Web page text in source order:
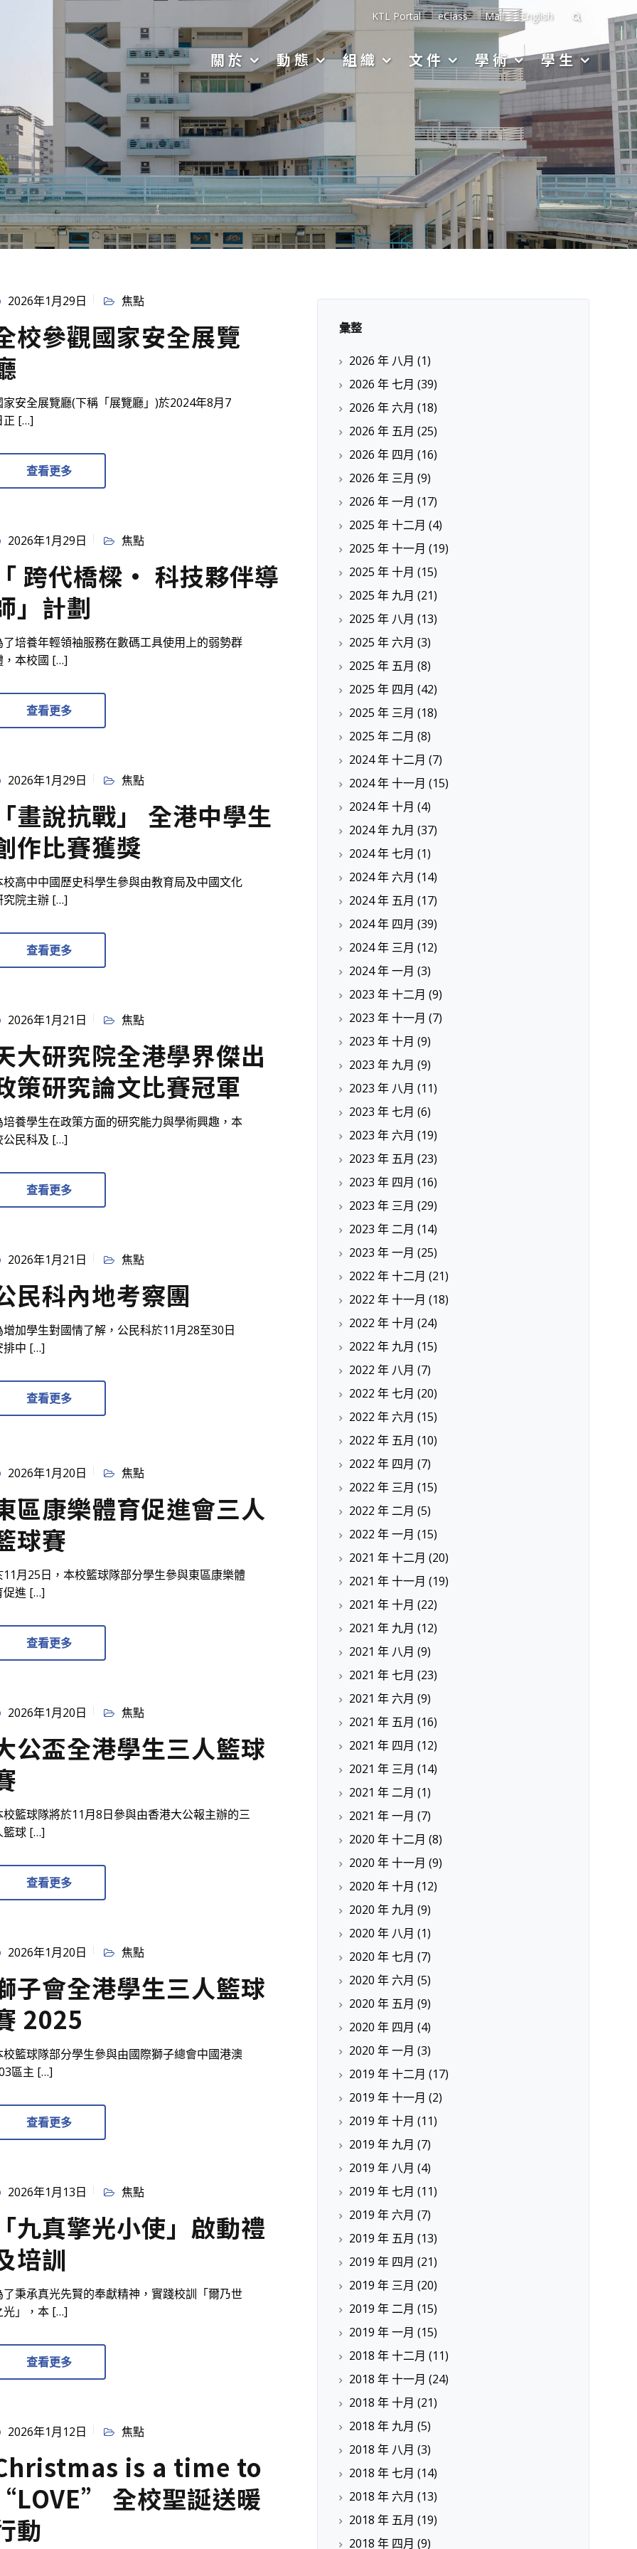
KTL Portal eClass Mail English
搜
尋
關
於：
關於 動態 組織 文件 學術 學生
2026年1月29日 焦點
校參觀國家安全展覽
家安全展覽廳(下稱「展覽廳」)於2024年8月7
正 […]
查看更多
2026年1月29日 焦點
跨代橋樑· 科技夥伴導
」計劃
了培養年輕領袖服務在數碼工具使用上的弱勢群
，本校國 […]
查看更多
2026年1月29日 焦點
畫說抗戰」 全港中學生
作比賽獲獎
校高中中國歷史科學生參與由教育局及中國文化
究院主辦 […]
查看更多
2026年1月21日 焦點
大研究院全港學界傑出
策研究論文比賽冠軍
培養學生在政策方面的研究能力與學術興趣，本
公民科及 […]
查看更多
2026年1月21日 焦點
民科內地考察團
增加學生對國情了解，公民科於11月28至30日
排中 […]
查看更多
2026年1月20日 焦點
區康樂體育促進會三人
球賽
11月25日，本校籃球隊部分學生參與東區康樂體
促進 […]
查看更多
2026年1月20日 焦點
公盃全港學生三人籃球
校籃球隊將於11月8日參與由香港大公報主辦的三
籃球 […]
查看更多
2026年1月20日 焦點
子會全港學生三人籃球
2025
校籃球隊部分學生參與由國際獅⼦總會中國港澳
區主 […]
查看更多
2026年1月13日 焦點
九真擎光小使」啟動禮
培訓
了秉承真光先賢的奉獻精神，實踐校訓「爾乃世
光」，本 […]
查看更多
2026年1月12日 焦點
is a time to
全校聖誕送暖
動
彙整
2026 年 八月 (1)
2026 年 七月 (39)
2026 年 六月 (18)
2026 年 五月 (25)
2026 年 四月 (16)
2026 年 三月 (9)
2026 年 一月 (17)
2025 年 十二月 (4)
2025 年 十一月 (19)
2025 年 十月 (15)
2025 年 九月 (21)
2025 年 八月 (13)
2025 年 六月 (3)
2025 年 五月 (8)
2025 年 四月 (42)
2025 年 三月 (18)
2025 年 二月 (8)
2024 年 十二月 (7)
2024 年 十一月 (15)
2024 年 十月 (4)
2024 年 九月 (37)
2024 年 七月 (1)
2024 年 六月 (14)
2024 年 五月 (17)
2024 年 四月 (39)
2024 年 三月 (12)
2024 年 一月 (3)
2023 年 十二月 (9)
2023 年 十一月 (7)
2023 年 十月 (9)
2023 年 九月 (9)
2023 年 八月 (11)
2023 年 七月 (6)
2023 年 六月 (19)
2023 年 五月 (23)
2023 年 四月 (16)
2023 年 三月 (29)
2023 年 二月 (14)
2023 年 一月 (25)
2022 年 十二月 (21)
2022 年 十一月 (18)
2022 年 十月 (24)
2022 年 九月 (15)
2022 年 八月 (7)
2022 年 七月 (20)
2022 年 六月 (15)
2022 年 五月 (10)
2022 年 四月 (7)
2022 年 三月 (15)
2022 年 二月 (5)
2022 年 一月 (15)
2021 年 十二月 (20)
2021 年 十一月 (19)
2021 年 十月 (22)
2021 年 九月 (12)
2021 年 八月 (9)
2021 年 七月 (23)
2021 年 六月 (9)
2021 年 五月 (16)
2021 年 四月 (12)
2021 年 三月 (14)
2021 年 二月 (1)
2021 年 一月 (7)
2020 年 十二月 (8)
2020 年 十一月 (9)
2020 年 十月 (12)
2020 年 九月 (9)
2020 年 八月 (1)
2020 年 七月 (7)
2020 年 六月 (5)
2020 年 五月 (9)
2020 年 四月 (4)
2020 年 一月 (3)
2019 年 十二月 (17)
2019 年 十一月 (2)
2019 年 十月 (11)
2019 年 九月 (7)
2019 年 八月 (4)
2019 年 七月 (11)
2019 年 六月 (7)
2019 年 五月 (13)
2019 年 四月 (21)
2019 年 三月 (20)
2019 年 二月 (15)
2019 年 一月 (15)
2018 年 十二月 (11)
2018 年 十一月 (24)
2018 年 十月 (21)
2018 年 九月 (5)
2018 年 八月 (3)
2018 年 七月 (14)
2018 年 六月 (13)
2018 年 五月 (19)
2018 年 四月 (9)